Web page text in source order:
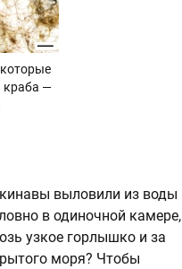
краба —
выловили из воды
в одиночной камере,
узкое горлышко и за
моря? Чтобы